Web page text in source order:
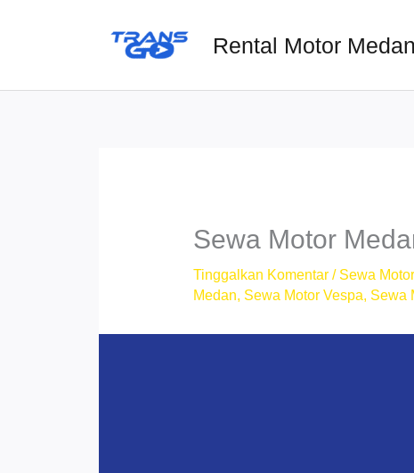
Rental Motor
Sewa Motor
Tinggalkan Komentar / Sewa Motor
Medan, Sewa Motor Vespa, Sewa